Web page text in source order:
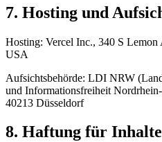
7. Hosting und
Hosting: Vercel Inc., 340 S
USA
Aufsichtsbehörde: LDI NRW
und Informationsfreiheit
40213 Düsseldorf
8. Haftung für Inhalte